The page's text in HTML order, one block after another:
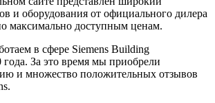
и оборудования от официального дилера
максимально доступным ценам.
в сфере Siemens Building
года. За это время мы приобрели
и множество положительных отзывов